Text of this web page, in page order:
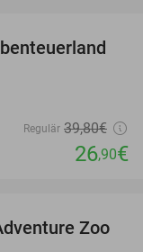
32%
Regulär 39,80€
26,90€
24%
Zoo